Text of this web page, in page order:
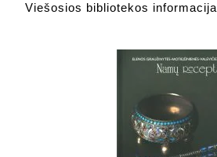
Viešosios bibliotekos informacija